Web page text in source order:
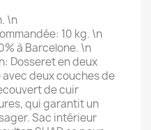
\n
10 kg. \n
à Barcelone. \n
Dosseret en deux
deux couches de
de cuir
qui garantit un
Sac intérieur